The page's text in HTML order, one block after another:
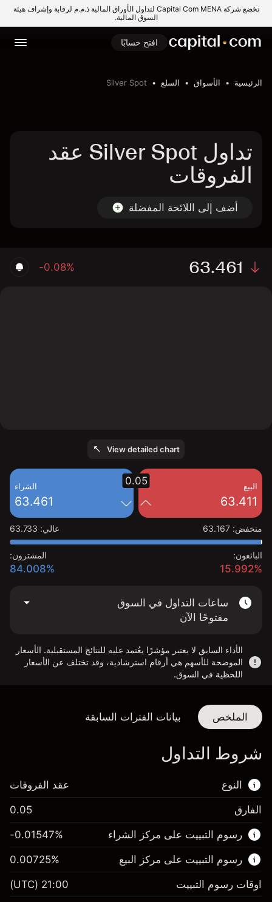
تخضع شركة Capital Com MENA لتداول الأوراق المالية ذ.م.م لرقابة وإشراف هيئة
السوق المالية.
افتح حسابًا
الرئيسية الأسواق السلع Silver Spot
تداول Silver Spot عقد
الفروقات
أضف إلى اللائحة المفضلة
63.461
-0.08%
View detailed chart
البيع
63.411
الشراء
63.461
0.05
منخفض:
63.167 عالي:
63.733
البائعون:
15.992%
المشترون:
84.008%
ساعات التداول في السوق
مفتوحًا الآن
الأداء السابق لا يعتبر مؤشرًا يعُتمد عليه للنتائج المستقبلية. الأسعار
الموضحة للأسهم هي أرقام استرشادية، وقد تختلف عن الأسعار
اللحظية في السوق.
الملخص بيانات الفترات السابقة
شروط التداول
النوع
هذا السوق المالي متاح للتداول من خلال عقود
الفروقات.
اعرف المزيد عن:
عقود الفروقات
عقد الفروقات
الفارق 0.05
رسوم التبييت على مركز الشراء -0.01547%
رسوم التبييت على مركز البيع 0.00725%
اوقات رسوم التبييت 21:00
(UTC)